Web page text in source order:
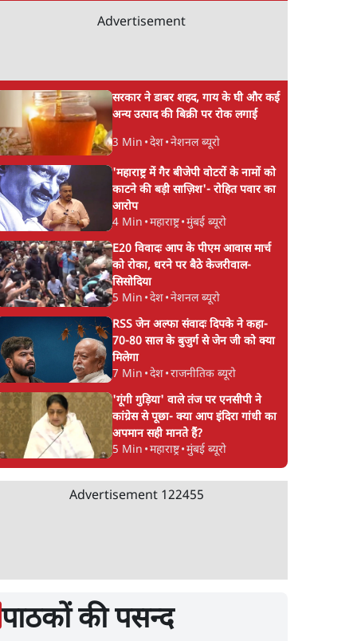
Advertisement
सरकार ने डाबर शहद, गाय के घी और कई
अन्य उत्पाद की बिक्री पर रोक लगाई
3 Min •देश•नेशनल ब्यूरो
'महाराष्ट्र में गैर बीजेपी वोटरों के नामों को
काटने की बड़ी साज़िश'- रोहित पवार का
आरोप
4 Min •महाराष्ट्र•मुंबई ब्यूरो
E20 विवादः आप के पीएम आवास मार्च
को रोका, धरने पर बैठे केजरीवाल-
सिसोदिया
5 Min •देश•नेशनल ब्यूरो
RSS जेन अल्फा संवादः दिपके ने कहा-
70-80 साल के बुजुर्ग से जेन जी को क्या
मिलेगा
7 Min •देश•राजनीतिक ब्यूरो
'गूंगी गुड़िया' वाले तंज पर एनसीपी ने
कांग्रेस से पूछा- क्या आप इंदिरा गांधी का
अपमान सही मानते हैं?
5 Min •महाराष्ट्र•मुंबई ब्यूरो
Advertisement 122455
पाठकों की पसन्द